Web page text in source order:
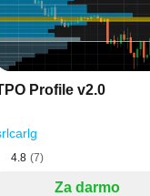
Profile v2.0
4.8 (7)
Za darmo